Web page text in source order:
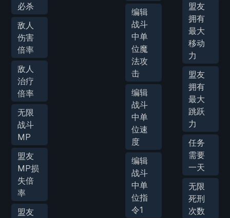
必杀
敌人
伤害
倍率
敌人
治疗
倍率
无限
战斗
MP
盟友
MP损
失倍
率
盟友
编辑
战斗
中单
位魔
法攻
击
编辑
战斗
中单
位速
度
编辑
战斗
中单
位指
令1
盟友
拥有
最大
移动
力
盟友
拥有
最大
跳跃
力
任务
需要
一天
无限
死刑
次数